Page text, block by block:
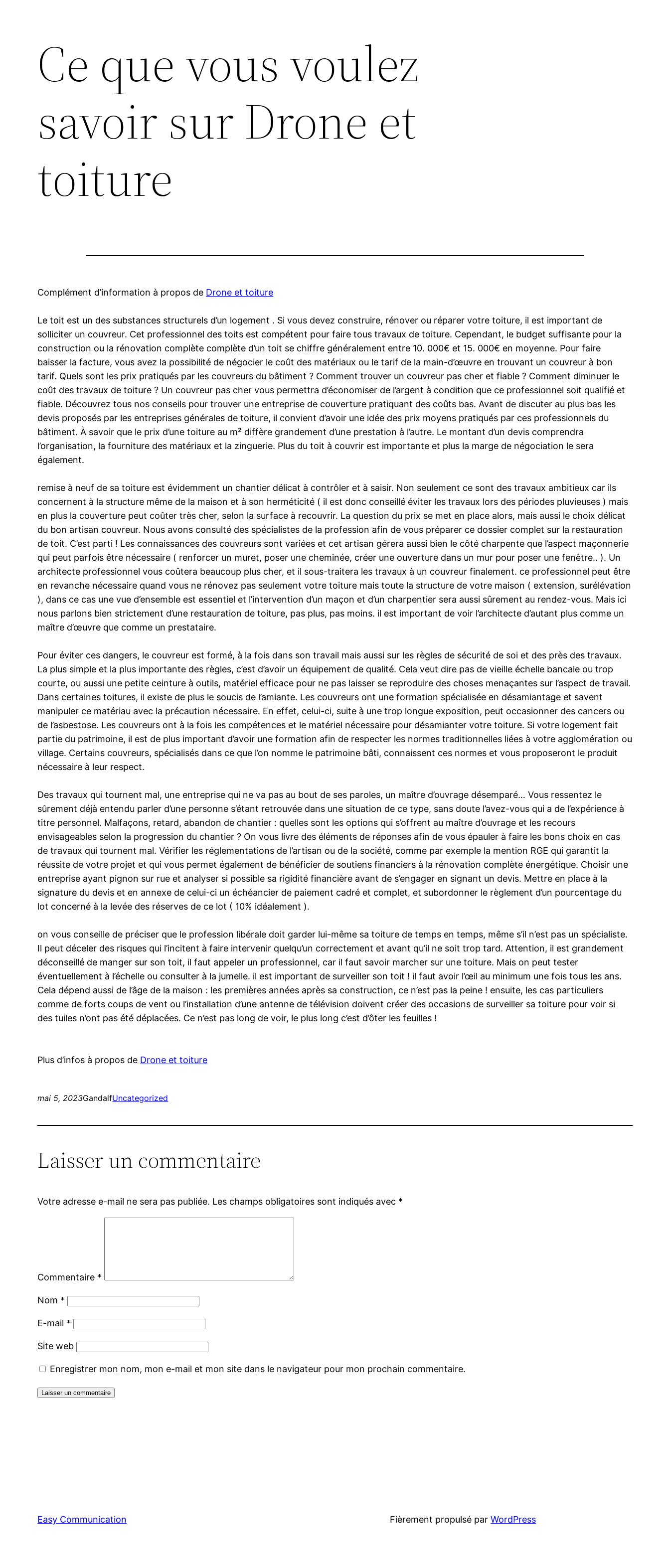
Ce que vous voulez
savoir sur Drone et
toiture
Complément d’information à propos de Drone et toiture
Le toit est un des substances structurels d’un logement . Si vous devez construire, rénover ou réparer votre toiture, il est important de
solliciter un couvreur. Cet professionnel des toits est compétent pour faire tous travaux de toiture. Cependant, le budget suffisante pour la
construction ou la rénovation complète complète d’un toit se chiffre généralement entre 10. 000€ et 15. 000€ en moyenne. Pour faire
baisser la facture, vous avez la possibilité de négocier le coût des matériaux ou le tarif de la main-d’œuvre en trouvant un couvreur à bon
tarif. Quels sont les prix pratiqués par les couvreurs du bâtiment ? Comment trouver un couvreur pas cher et fiable ? Comment diminuer le
coût des travaux de toiture ? Un couvreur pas cher vous permettra d’économiser de l’argent à condition que ce professionnel soit qualifié et
fiable. Découvrez tous nos conseils pour trouver une entreprise de couverture pratiquant des coûts bas. Avant de discuter au plus bas les
devis proposés par les entreprises générales de toiture, il convient d’avoir une idée des prix moyens pratiqués par ces professionnels du
bâtiment. À savoir que le prix d’une toiture au m² diffère grandement d’une prestation à l’autre. Le montant d’un devis comprendra
l’organisation, la fourniture des matériaux et la zinguerie. Plus du toit à couvrir est importante et plus la marge de négociation le sera
également.
remise à neuf de sa toiture est évidemment un chantier délicat à contrôler et à saisir. Non seulement ce sont des travaux ambitieux car ils
concernent à la structure même de la maison et à son herméticité ( il est donc conseillé éviter les travaux lors des périodes pluvieuses ) mais
en plus la couverture peut coûter très cher, selon la surface à recouvrir. La question du prix se met en place alors, mais aussi le choix délicat
du bon artisan couvreur. Nous avons consulté des spécialistes de la profession afin de vous préparer ce dossier complet sur la restauration
de toit. C’est parti ! Les connaissances des couvreurs sont variées et cet artisan gérera aussi bien le côté charpente que l’aspect maçonnerie
qui peut parfois être nécessaire ( renforcer un muret, poser une cheminée, créer une ouverture dans un mur pour poser une fenêtre.. ). Un
architecte professionnel vous coûtera beaucoup plus cher, et il sous-traitera les travaux à un couvreur finalement. ce professionnel peut être
en revanche nécessaire quand vous ne rénovez pas seulement votre toiture mais toute la structure de votre maison ( extension, surélévation
), dans ce cas une vue d’ensemble est essentiel et l’intervention d’un maçon et d’un charpentier sera aussi sûrement au rendez-vous. Mais ici
nous parlons bien strictement d’une restauration de toiture, pas plus, pas moins. il est important de voir l’architecte d’autant plus comme un
maître d’œuvre que comme un prestataire.
Pour éviter ces dangers, le couvreur est formé, à la fois dans son travail mais aussi sur les règles de sécurité de soi et des près des travaux.
La plus simple et la plus importante des règles, c’est d’avoir un équipement de qualité. Cela veut dire pas de vieille échelle bancale ou trop
courte, ou aussi une petite ceinture à outils, matériel efficace pour ne pas laisser se reproduire des choses menaçantes sur l’aspect de travail.
Dans certaines toitures, il existe de plus le soucis de l’amiante. Les couvreurs ont une formation spécialisée en désamiantage et savent
manipuler ce matériau avec la précaution nécessaire. En effet, celui-ci, suite à une trop longue exposition, peut occasionner des cancers ou
de l’asbestose. Les couvreurs ont à la fois les compétences et le matériel nécessaire pour désamianter votre toiture. Si votre logement fait
partie du patrimoine, il est de plus important d’avoir une formation afin de respecter les normes traditionnelles liées à votre agglomération ou
village. Certains couvreurs, spécialisés dans ce que l’on nomme le patrimoine bâti, connaissent ces normes et vous proposeront le produit
nécessaire à leur respect.
Des travaux qui tournent mal, une entreprise qui ne va pas au bout de ses paroles, un maître d’ouvrage désemparé… Vous ressentez le
sûrement déjà entendu parler d’une personne s’étant retrouvée dans une situation de ce type, sans doute l’avez-vous qui a de l’expérience à
titre personnel. Malfaçons, retard, abandon de chantier : quelles sont les options qui s’offrent au maître d’ouvrage et les recours
envisageables selon la progression du chantier ? On vous livre des éléments de réponses afin de vous épauler à faire les bons choix en cas
de travaux qui tournent mal. Vérifier les réglementations de l’artisan ou de la société, comme par exemple la mention RGE qui garantit la
réussite de votre projet et qui vous permet également de bénéficier de soutiens financiers à la rénovation complète énergétique. Choisir une
entreprise ayant pignon sur rue et analyser si possible sa rigidité financière avant de s’engager en signant un devis. Mettre en place à la
signature du devis et en annexe de celui-ci un échéancier de paiement cadré et complet, et subordonner le règlement d’un pourcentage du
lot concerné à la levée des réserves de ce lot ( 10% idéalement ).
on vous conseille de préciser que le profession libérale doit garder lui-même sa toiture de temps en temps, même s’il n’est pas un spécialiste.
Il peut déceler des risques qui l’incitent à faire intervenir quelqu’un correctement et avant qu’il ne soit trop tard. Attention, il est grandement
déconseillé de manger sur son toit, il faut appeler un professionnel, car il faut savoir marcher sur une toiture. Mais on peut tester
éventuellement à l’échelle ou consulter à la jumelle. il est important de surveiller son toit ! il faut avoir l’œil au minimum une fois tous les ans.
Cela dépend aussi de l’âge de la maison : les premières années après sa construction, ce n’est pas la peine ! ensuite, les cas particuliers
comme de forts coups de vent ou l’installation d’une antenne de télévision doivent créer des occasions de surveiller sa toiture pour voir si
des tuiles n’ont pas été déplacées. Ce n’est pas long de voir, le plus long c’est d’ôter les feuilles !
Plus d’infos à propos de Drone et toiture
mai 5, 2023GandalfUncategorized
Laisser un commentaire
Votre adresse e-mail ne sera pas publiée. Les champs obligatoires sont indiqués avec *
Commentaire *
Nom *
E-mail *
Site web
Enregistrer mon nom, mon e-mail et mon site dans le navigateur pour mon prochain commentaire.
Easy Communication Fièrement propulsé parWordPress